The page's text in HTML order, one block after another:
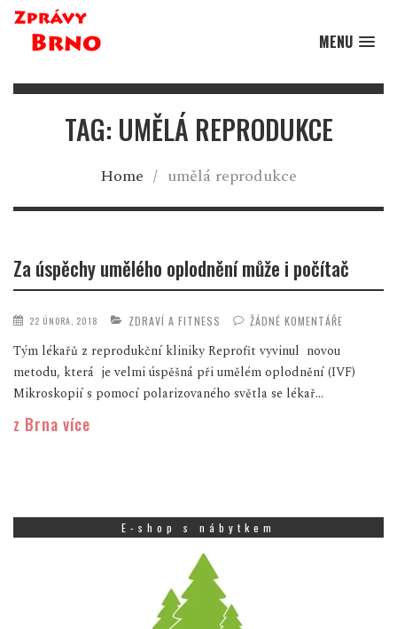
MENU
TAG: UMĚLÁ REPRODUKCE
Home / umělá reprodukce
Za úspěchy umělého oplodnění může i počítač
22 ÚNORA, 2018 ZDRAVÍ A FITNESS ŽÁDNÉ KOMENTÁŘE
Tým lékařů z reprodukční kliniky Reprofit vyvinul novou
metodu, která je velmi úspěšná při umělém oplodnění (IVF)
Mikroskopií s pomocí polarizovaného světla se lékař...
z Brna více
E-shop s nábytkem